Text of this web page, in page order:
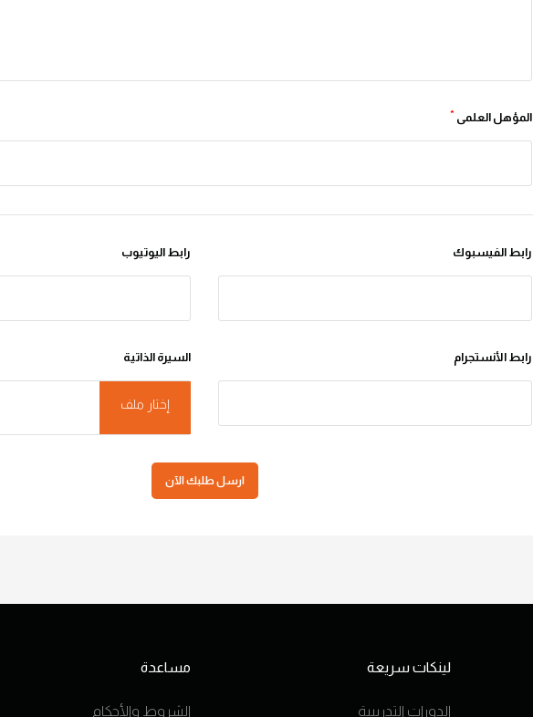
المؤهل العلمى *
رابط الفيسبوك رابط اليوتيوب
رابط الأنستجرام السيرة الذاتية
إختار ملف
ارسل طلبك الآن
لينكات سريعة
الدورات التدريبية
مساعدة
الشروط والأحكام